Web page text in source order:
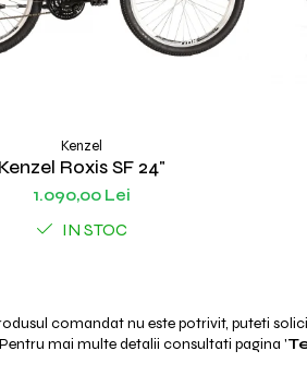
Kenzel
Kenzel Roxis SF 24"
1.090,00 Lei
IN STOC
comandat nu este potrivit, puteti
mai multe detalii consultati pagina '